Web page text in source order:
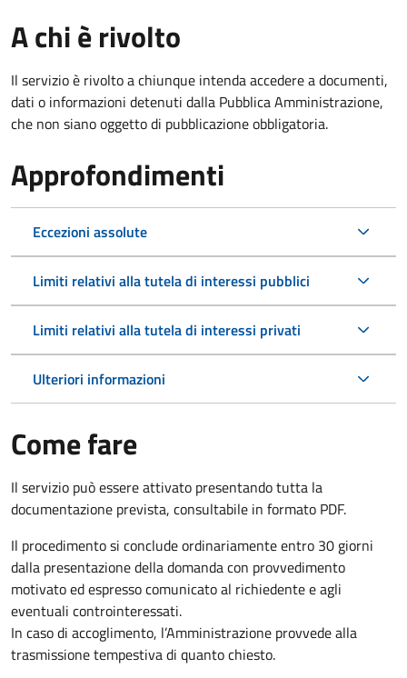
A chi è rivolto
Il servizio è rivolto a chiunque intenda accedere a documenti,
dati o informazioni detenuti dalla Pubblica Amministrazione,
che non siano oggetto di pubblicazione obbligatoria.
Approfondimenti
Eccezioni assolute
Limiti relativi alla tutela di interessi pubblici
Limiti relativi alla tutela di interessi privati
Ulteriori informazioni
Come fare
Il servizio può essere attivato presentando tutta la
documentazione prevista, consultabile in formato PDF.
Il procedimento si conclude ordinariamente entro 30 giorni
dalla presentazione della domanda con provvedimento
motivato ed espresso comunicato al richiedente e agli
eventuali controinteressati.
In caso di accoglimento, l’Amministrazione provvede alla
trasmissione tempestiva di quanto chiesto.